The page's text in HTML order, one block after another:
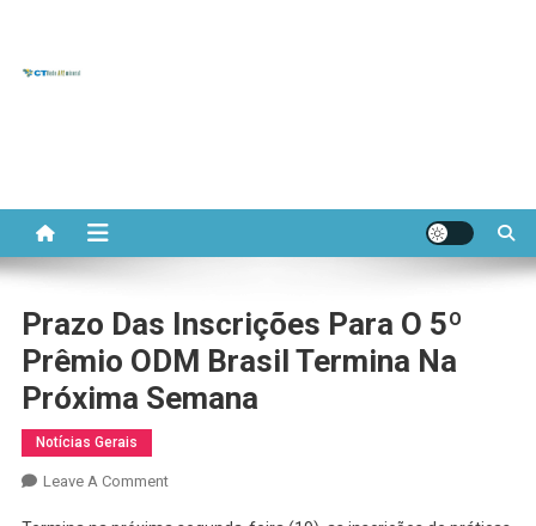
content
Prazo Das Inscrições Para O 5º
Prêmio ODM Brasil Termina Na
Próxima Semana
Notícias Gerais
Leave A CommentOn